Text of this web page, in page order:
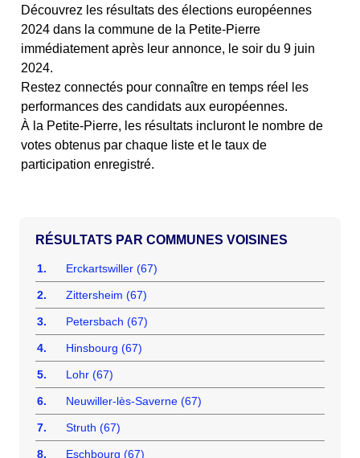
Découvrez les résultats des élections européennes
2024 dans la commune de la Petite-Pierre
immédiatement après leur annonce, le soir du 9 juin
2024.
Restez connectés pour connaître en temps réel les
performances des candidats aux européennes.
À la Petite-Pierre, les résultats incluront le nombre de
votes obtenus par chaque liste et le taux de
participation enregistré.
COMMUNES VOISINES
1. Erckartswiller (67)
2. Zittersheim (67)
3. Petersbach (67)
4. Hinsbourg (67)
5. Lohr (67)
6. Neuwiller-lès-Saverne (67)
7. Struth (67)
8. Eschbourg (67)